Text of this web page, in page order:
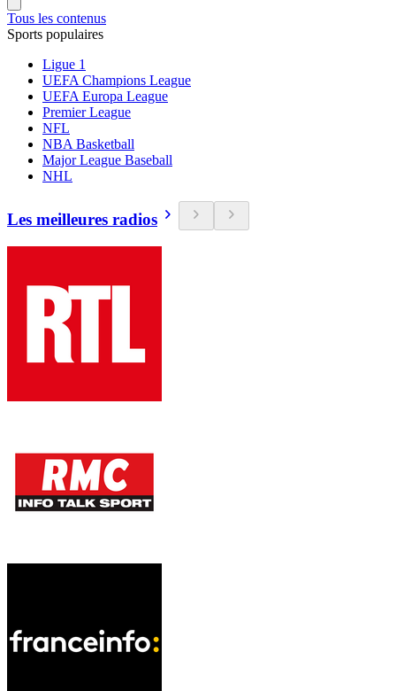
Tous les contenus
Sports populaires
Ligue 1
UEFA Champions League
UEFA Europa League
Premier League
NFL
NBA Basketball
Major League Baseball
NHL
Les meilleures radios